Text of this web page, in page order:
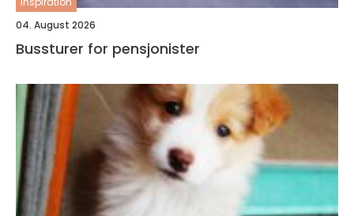
04. August 2026
Bussturer for pensjonister